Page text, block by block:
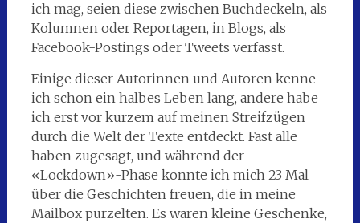
ich mag, seien diese zwischen Buchdeckeln, als
Kolumnen oder Reportagen, in Blogs, als
Facebook-Postings oder Tweets verfasst.
Einige dieser Autorinnen und Autoren kenne
ich schon ein halbes Leben lang, andere habe
ich erst vor kurzem auf meinen Streifzügen
durch die Welt der Texte entdeckt. Fast alle
haben zugesagt, und während der
«Lockdown»-Phase konnte ich mich 23 Mal
über die Geschichten freuen, die in meine
Mailbox purzelten. Es waren kleine Geschenke,